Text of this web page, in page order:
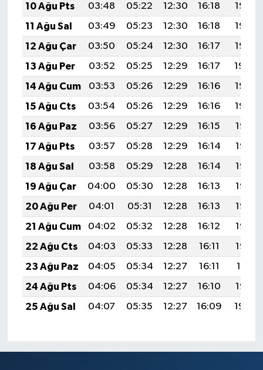
10 Ağu Pts
03:48 05:22 12:30 16:18
19:28
11 Ağu Sal
03:49 05:23 12:30 16:18
19:27
12 Ağu Çar
03:50 05:24 12:30 16:17
19:26
13 Ağu Per
03:52 05:25 12:29 16:17
19:24
14 Ağu Cum
03:53 05:26 12:29 16:16
19:23
15 Ağu Cts
03:54 05:26 12:29 16:16
19:22
16 Ağu Paz
03:56 05:27 12:29 16:15
19:21
17 Ağu Pts
03:57 05:28 12:29 16:14
19:19
18 Ağu Sal
03:58 05:29 12:28 16:14
19:18
19 Ağu Çar
04:00 05:30 12:28 16:13
19:17
20 Ağu Per
04:01 05:31 12:28 16:13
19:15
21 Ağu Cum
04:02 05:32 12:28 16:12
19:14
22 Ağu Cts
04:03 05:33 12:28 16:11
19:12
23 Ağu Paz
04:05 05:34 12:27 16:11
19:11
24 Ağu Pts
04:06 05:34 12:27 16:10
19:10
25 Ağu Sal
04:07 05:35 12:27 16:09 19:08